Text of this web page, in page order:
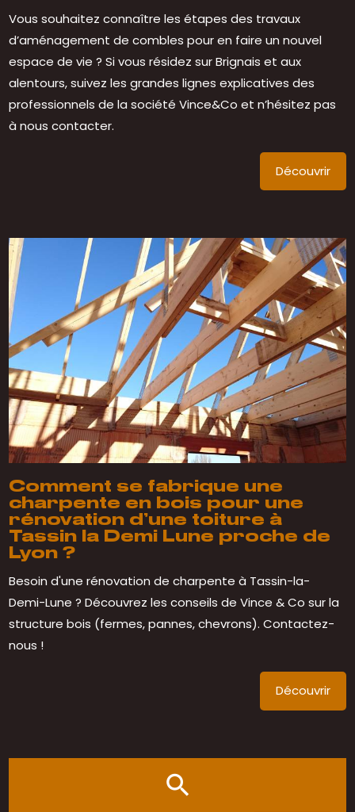
Vous souhaitez connaître les étapes des travaux
d’aménagement de combles pour en faire un nouvel
espace de vie ? Si vous résidez sur Brignais et aux
alentours, suivez les grandes lignes explicatives des
professionnels de la société Vince&Co et n’hésitez pas
à nous contacter.
Découvrir
Comment se fabrique une
charpente en bois pour une
rénovation d’une toiture à
Tassin la Demi Lune proche de
Lyon ?
Besoin d'une rénovation de charpente à Tassin-la-
Demi-Lune ? Découvrez les conseils de Vince & Co sur la
structure bois (fermes, pannes, chevrons). Contactez-
nous !
Découvrir